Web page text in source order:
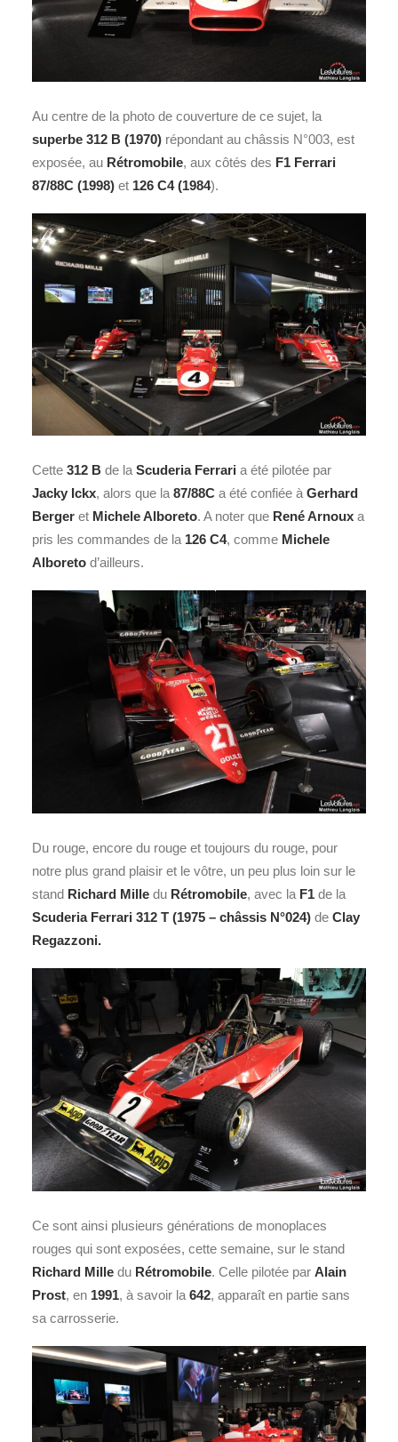
Au centre de la photo de couverture de ce sujet, la
superbe 312 B (1970) répondant au châssis N°003, est
exposée, au Rétromobile, aux côtés des F1 Ferrari
87/88C (1998) et 126 C4 (1984).
Cette 312 B de la Scuderia Ferrari a été pilotée par
Jacky Ickx, alors que la 87/88C a été confiée à Gerhard
Berger et Michele Alboreto. A noter que René Arnoux a
pris les commandes de la 126 C4, comme Michele
Alboreto d’ailleurs.
Du rouge, encore du rouge et toujours du rouge, pour
notre plus grand plaisir et le vôtre, un peu plus loin sur le
stand Richard Mille du Rétromobile, avec la F1 de la
Scuderia Ferrari 312 T (1975 – châssis N°024) de Clay
Regazzoni.
Ce sont ainsi plusieurs générations de monoplaces
rouges qui sont exposées, cette semaine, sur le stand
Richard Mille du Rétromobile. Celle pilotée par Alain
Prost, en 1991, à savoir la 642, apparaît en partie sans
sa carrosserie.